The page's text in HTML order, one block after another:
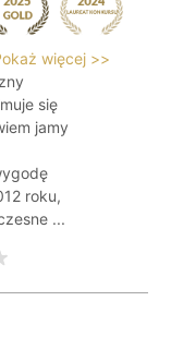
więcej >>
się
jamy
roku,
...